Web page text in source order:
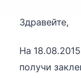
Здравейте,
На
получи